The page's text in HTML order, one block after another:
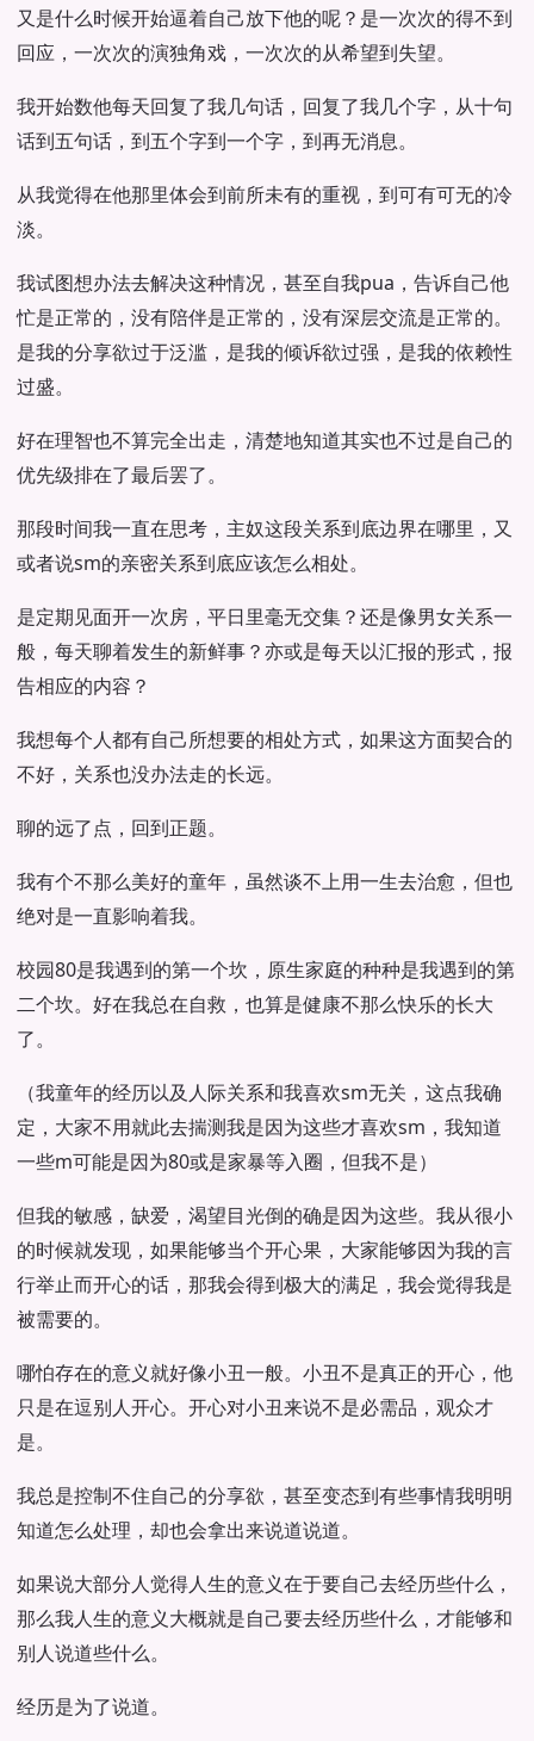
又是什么时候开始逼着自己放下他的呢？是一次次的得不到
回应，一次次的演独角戏，一次次的从希望到失望。
我开始数他每天回复了我几句话，回复了我几个字，从十句
话到五句话，到五个字到一个字，到再无消息。
从我觉得在他那里体会到前所未有的重视，到可有可无的冷
淡。
我试图想办法去解决这种情况，甚至自我pua，告诉自己他
忙是正常的，没有陪伴是正常的，没有深层交流是正常的。
是我的分享欲过于泛滥，是我的倾诉欲过强，是我的依赖性
过盛。
好在理智也不算完全出走，清楚地知道其实也不过是自己的
优先级排在了最后罢了。
那段时间我一直在思考，主奴这段关系到底边界在哪里，又
或者说sm的亲密关系到底应该怎么相处。
是定期见面开一次房，平日里毫无交集？还是像男女关系一
般，每天聊着发生的新鲜事？亦或是每天以汇报的形式，报
告相应的内容？
我想每个人都有自己所想要的相处方式，如果这方面契合的
不好，关系也没办法走的长远。
聊的远了点，回到正题。
我有个不那么美好的童年，虽然谈不上用一生去治愈，但也
绝对是一直影响着我。
校园80是我遇到的第一个坎，原生家庭的种种是我遇到的第
二个坎。好在我总在自救，也算是健康不那么快乐的长大
了。
（我童年的经历以及人际关系和我喜欢sm无关，这点我确
定，大家不用就此去揣测我是因为这些才喜欢sm，我知道
一些m可能是因为80或是家暴等入圈，但我不是）
但我的敏感，缺爱，渴望目光倒的确是因为这些。我从很小
的时候就发现，如果能够当个开心果，大家能够因为我的言
行举止而开心的话，那我会得到极大的满足，我会觉得我是
被需要的。
哪怕存在的意义就好像小丑一般。小丑不是真正的开心，他
只是在逗别人开心。开心对小丑来说不是必需品，观众才
是。
我总是控制不住自己的分享欲，甚至变态到有些事情我明明
知道怎么处理，却也会拿出来说道说道。
如果说大部分人觉得人生的意义在于要自己去经历些什么，
那么我人生的意义大概就是自己要去经历些什么，才能够和
别人说道些什么。
经历是为了说道。